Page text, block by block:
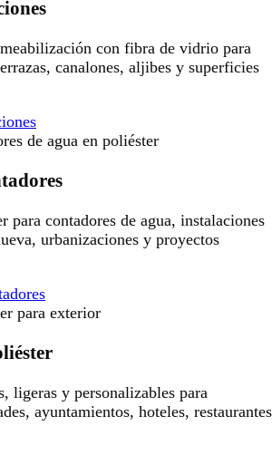
con fibra de vidrio para
canalones, aljibes y superficies
de agua en poliéster
para contadores de agua, instalaciones
urbanizaciones y proyectos
para exterior
ligeras y personalizables para
ayuntamientos, hoteles, restaurantes